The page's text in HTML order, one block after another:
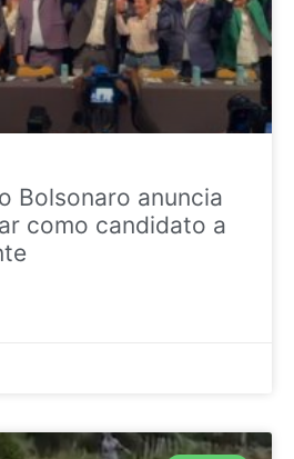
Bolsonaro anuncia
como candidato a